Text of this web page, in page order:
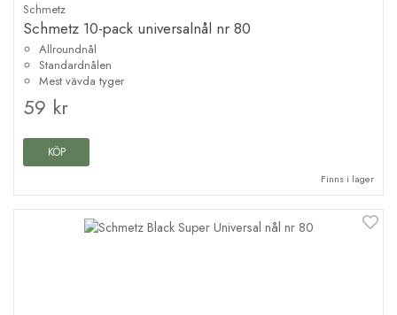
Schmetz
Schmetz 10-pack universalnål nr 80
Allroundnål
Standardnålen
Mest vävda tyger
59 kr
KÖP
Finns i lager